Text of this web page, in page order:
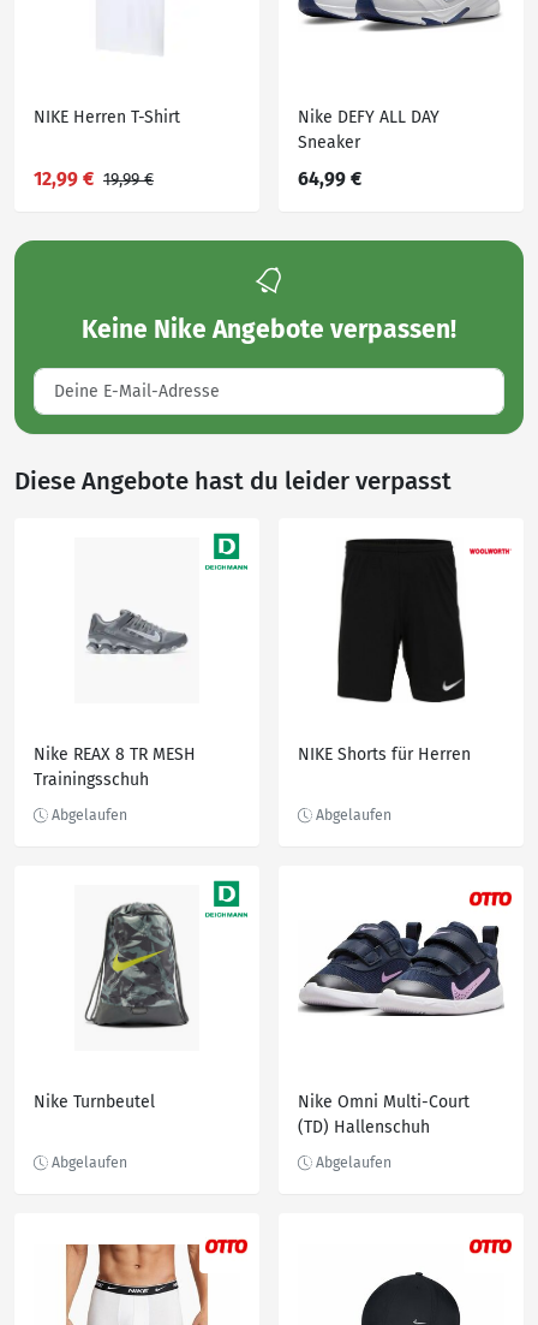
NIKE Herren T-Shirt
12,99 € 19,99 €
Nike DEFY ALL DAY
Sneaker
64,99 €
Keine Nike Angebote verpassen!
Diese Angebote hast du leider verpasst
Nike REAX 8 TR MESH
Trainingsschuh
NIKE Shorts für Herren
Nike Turnbeutel
Nike Omni Multi-Court
(TD) Hallenschuh